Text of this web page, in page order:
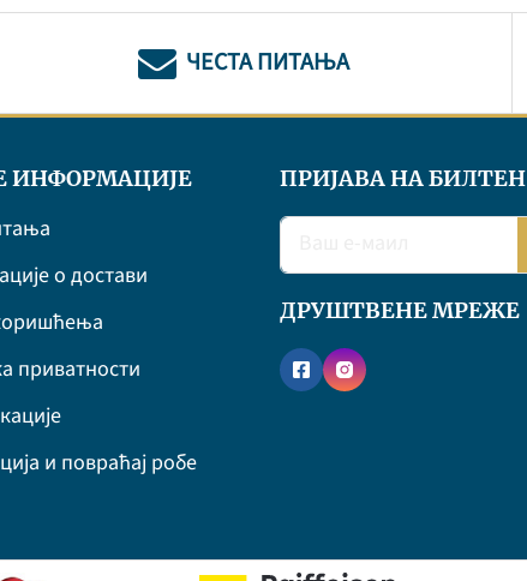
ЧЕСТА ПИТАЊА
ИНФОРМАЦИЈЕ
о достави
приватности
и повраћај робе
ПРИЈАВА НА БИЛТЕН
ДРУШТВЕНЕ МРЕЖЕ